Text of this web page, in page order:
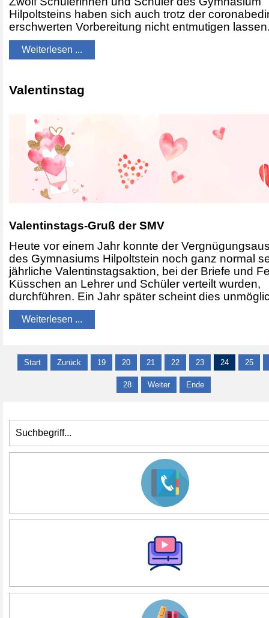
Hilpoltsteins haben sich auch trotz der
erschwerten Vorbereitung nicht entmutigen
Weiterlesen ...
Valentinstag
Valentinstags-Gruß der SMV
Heute vor einem Jahr konnte der
des Gymnasiums Hilpoltstein noch ganz normal
jährliche Valentinstagsaktion, bei der Briefe und
Küsschen an Lehrer und Schüler verteilt wurden,
durchführen. Ein Jahr später scheint dies
Weiterlesen ...
Start Zurück 19 20 21 22 23 24 25
28 Weiter Ende